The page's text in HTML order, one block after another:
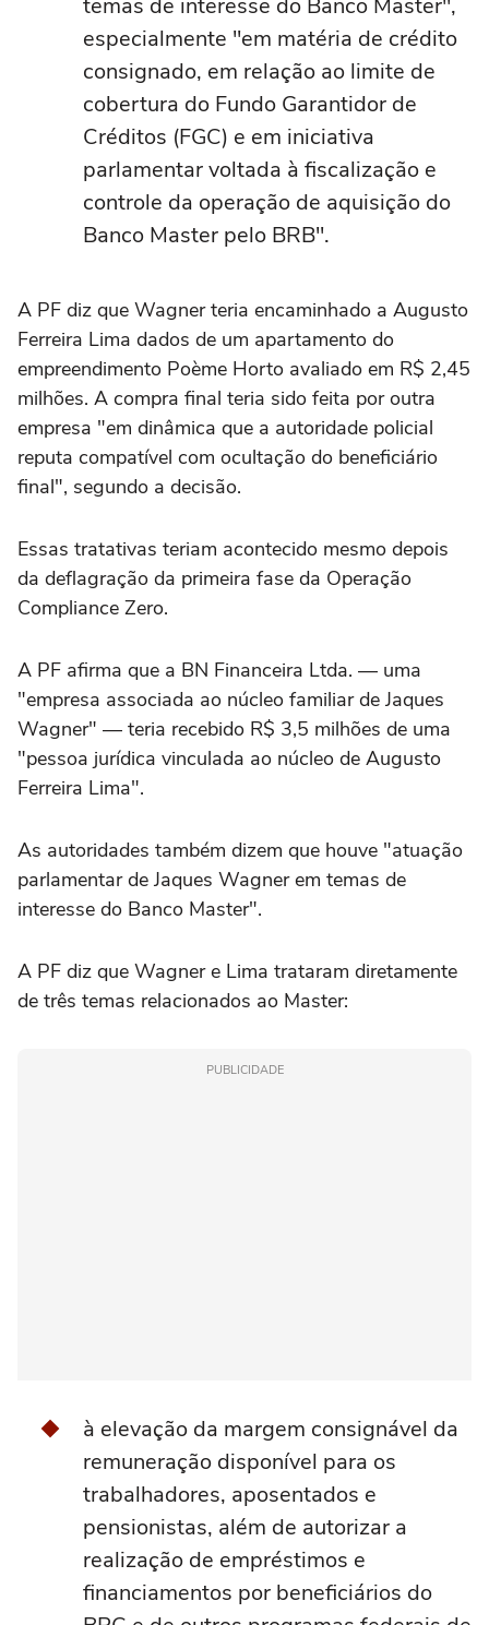
temas de interesse do Banco Master",
especialmente "em matéria de crédito
consignado, em relação ao limite de
cobertura do Fundo Garantidor de
Créditos (FGC) e em iniciativa
parlamentar voltada à fiscalização e
controle da operação de aquisição do
Banco Master pelo BRB".
A PF diz que Wagner teria encaminhado a Augusto
Ferreira Lima dados de um apartamento do
empreendimento Poème Horto avaliado em R$ 2,45
milhões. A compra final teria sido feita por outra
empresa "em dinâmica que a autoridade policial
reputa compatível com ocultação do beneficiário
final", segundo a decisão.
Essas tratativas teriam acontecido mesmo depois
da deflagração da primeira fase da Operação
Compliance Zero.
A PF afirma que a BN Financeira Ltda. — uma
"empresa associada ao núcleo familiar de Jaques
Wagner" — teria recebido R$ 3,5 milhões de uma
"pessoa jurídica vinculada ao núcleo de Augusto
Ferreira Lima".
As autoridades também dizem que houve "atuação
parlamentar de Jaques Wagner em temas de
interesse do Banco Master".
A PF diz que Wagner e Lima trataram diretamente
de três temas relacionados ao Master:
PUBLICIDADE
à elevação da margem consignável da
remuneração disponível para os
trabalhadores, aposentados e
pensionistas, além de autorizar a
realização de empréstimos e
financiamentos por beneficiários do